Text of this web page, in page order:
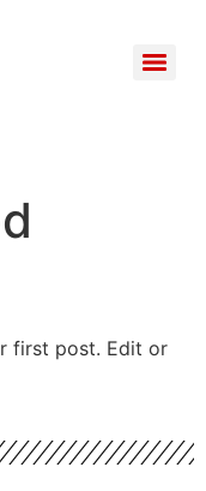
first post. Edit or